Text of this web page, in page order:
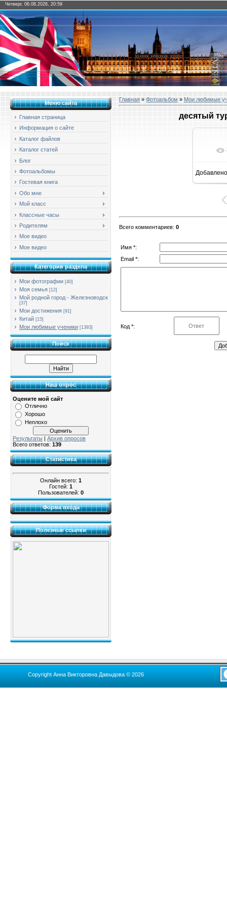
Четверг, 06.08.2026, 20:59
Меню сайта
Главная страница
Информация о сайте
Каталог файлов
Каталог статей
Блог
Фотоальбомы
Гостевая книга
Обо мне
Мой класс
Классные часы
Родителям
Мое видео
Мое видео
Категории раздела
Мои фотографии [40]
Моя семья [12]
Мой родной город - Железноводск
[37]
Мои достижения [91]
Китай [15]
Мои любимые ученики [1393]
Поиск
Наш опрос
Оцените мой сайт
Отлично
Хорошо
Неплохо
Результаты | Архив опросов
Всего ответов: 139
Статистика
Онлайн всего: 1
Гостей: 1
Пользователей: 0
Форма входа
Полезные ссылки
Главная » Фотоальбом » Мои любимые
десятый
Добавлено
Всего комментариев: 0
Имя *:
Email *:
Код *:
Copyright Анна Викторовна Давыдова © 2026